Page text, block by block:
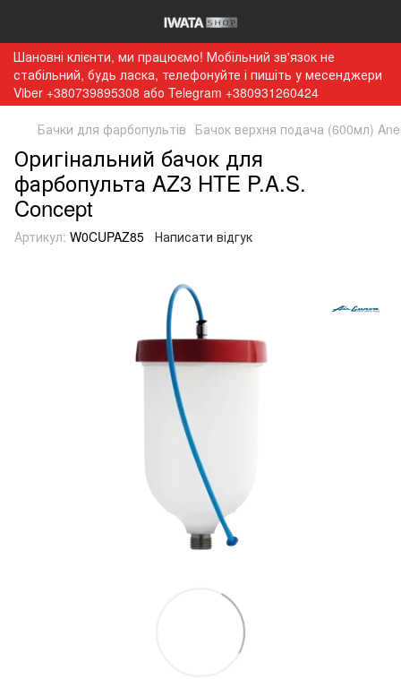
Шановні клієнти, ми працюємо! Мобільний зв'язок не
стабільний, будь ласка, телефонуйте і пишіть у месенджери
Viber +380739895308 або Telegram +380931260424
Бачки для фарбопультів Бачок верхня подача (600мл)
Оригінальний бачок для
фарбопульта AZ3 HTE P.A.S.
Concept
Артикул: W0CUPAZ85 Написати відгук